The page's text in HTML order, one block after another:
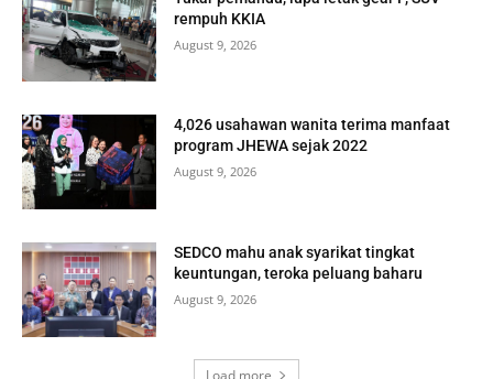
rempuh KKIA
August 9, 2026
4,026 usahawan wanita terima manfaat
program JHEWA sejak 2022
August 9, 2026
SEDCO mahu anak syarikat tingkat
keuntungan, teroka peluang baharu
August 9, 2026
Load more